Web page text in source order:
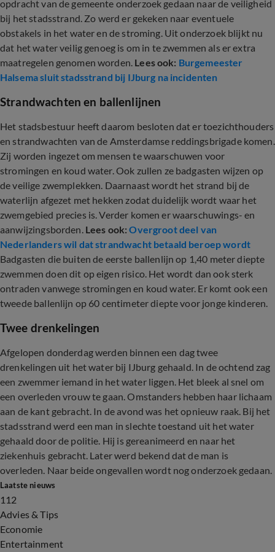
opdracht van de gemeente onderzoek gedaan naar de veiligheid
bij het stadsstrand. Zo werd er gekeken naar eventuele
obstakels in het water en de stroming. Uit onderzoek blijkt nu
dat het water veilig genoeg is om in te zwemmen als er extra
maatregelen genomen worden. Lees ook: Burgemeester
Halsema sluit stadsstrand bij IJburg na incidenten
Strandwachten en ballenlijnen
Het stadsbestuur heeft daarom besloten dat er toezichthouders
en strandwachten van de Amsterdamse reddingsbrigade komen.
Zij worden ingezet om mensen te waarschuwen voor
stromingen en koud water. Ook zullen ze badgasten wijzen op
de veilige zwemplekken. Daarnaast wordt het strand bij de
waterlijn afgezet met hekken zodat duidelijk wordt waar het
zwemgebied precies is. Verder komen er waarschuwings- en
aanwijzingsborden. Lees ook:Overgroot deel van
Nederlanders wil dat strandwacht betaald beroep wordt
Badgasten die buiten de eerste ballenlijn op 1,40 meter diepte
zwemmen doen dit op eigen risico. Het wordt dan ook sterk
ontraden vanwege stromingen en koud water. Er komt ook een
tweede ballenlijn op 60 centimeter diepte voor jonge kinderen.
Twee drenkelingen
Afgelopen donderdag werden binnen een dag twee
drenkelingen uit het water bij IJburg gehaald. In de ochtend zag
een zwemmer iemand in het water liggen. Het bleek al snel om
een overleden vrouw te gaan. Omstanders hebben haar lichaam
aan de kant gebracht. In de avond was het opnieuw raak. Bij het
stadsstrand werd een man in slechte toestand uit het water
gehaald door de politie. Hij is gereanimeerd en naar het
ziekenhuis gebracht. Later werd bekend dat de man is
overleden. Naar beide ongevallen wordt nog onderzoek gedaan.
Laatste nieuws
112
Advies & Tips
Economie
Entertainment